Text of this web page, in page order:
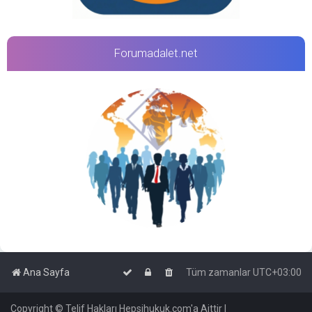
Forumadalet.net
Ana Sayfa Tüm zamanlarUTC+03:00
Copyright © Telif Hakları Hepsihukuk.com'a Aittir |